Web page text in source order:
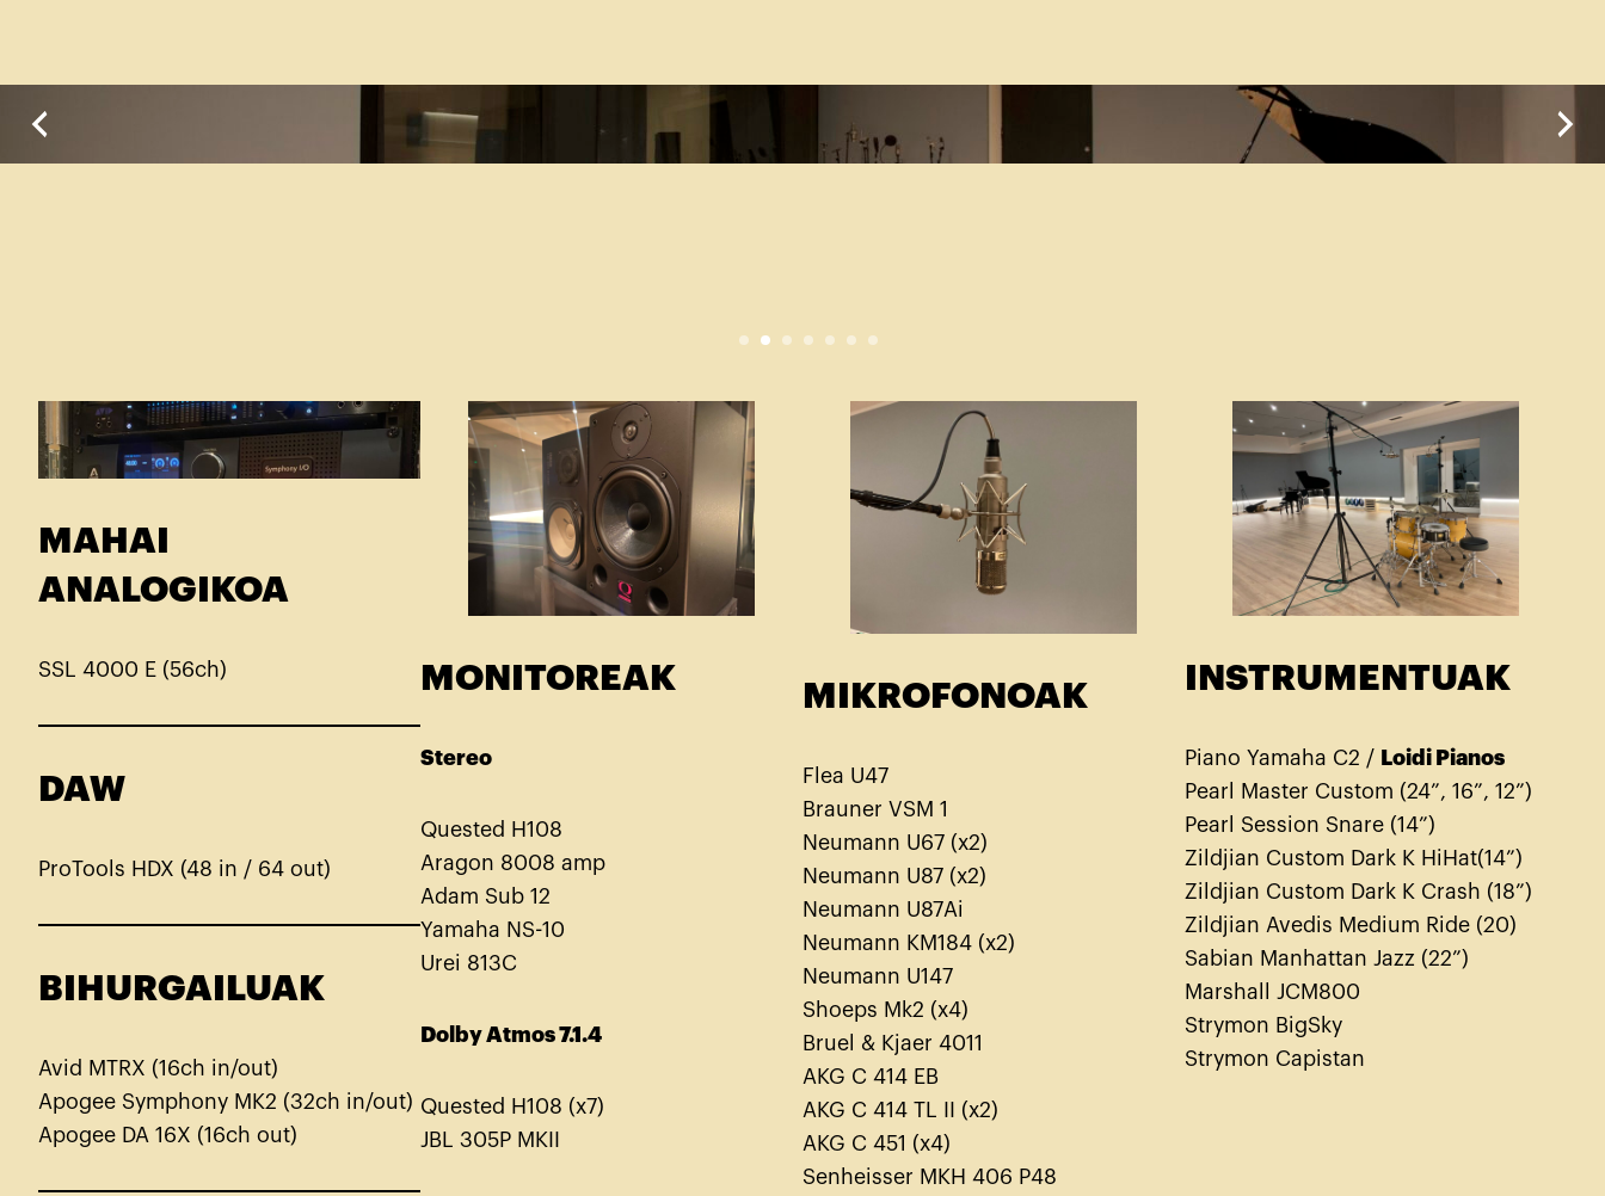
MAHAI
ANALOGIKOA
SSL 4000 E (56ch)
DAW
ProTools HDX (48 in / 64 out)
BIHURGAILUAK
Avid MTRX (16ch in/out)
Apogee Symphony MK2 (32ch in/out)
Apogee DA 16X (16ch out)
MONITOREAK
Stereo
Quested H108
Aragon 8008 amp
Adam Sub 12
Yamaha NS-10
Urei 813C
Dolby Atmos 7.1.4
Quested H108 (x7)
JBL 305P MKII
MIKROFONOAK
Flea U47
Brauner VSM 1
Neumann U67 (x2)
Neumann U87 (x2)
Neumann U87Ai
Neumann KM184 (x2)
Neumann U147
Shoeps Mk2 (x4)
Bruel & Kjaer 4011
AKG C 414 EB
AKG C 414 TL II (x2)
AKG C 451 (x4)
Senheisser MKH 406 P48
INSTRUMENTUAK
Piano Yamaha C2 / Loidi Pianos
Pearl Master Custom (24”, 16”, 12”)
Pearl Session Snare (14”)
Zildjian Custom Dark K HiHat(14”)
Zildjian Custom Dark K Crash (18”)
Zildjian Avedis Medium Ride (20)
Sabian Manhattan Jazz (22”)
Marshall JCM800
Strymon BigSky
Strymon Capistan